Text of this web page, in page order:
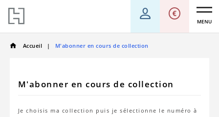
MENU
Accueil M'abonner en cours de collection
M'abonner en cours de collection
Je choisis ma collection puis je sélectionne le numéro à